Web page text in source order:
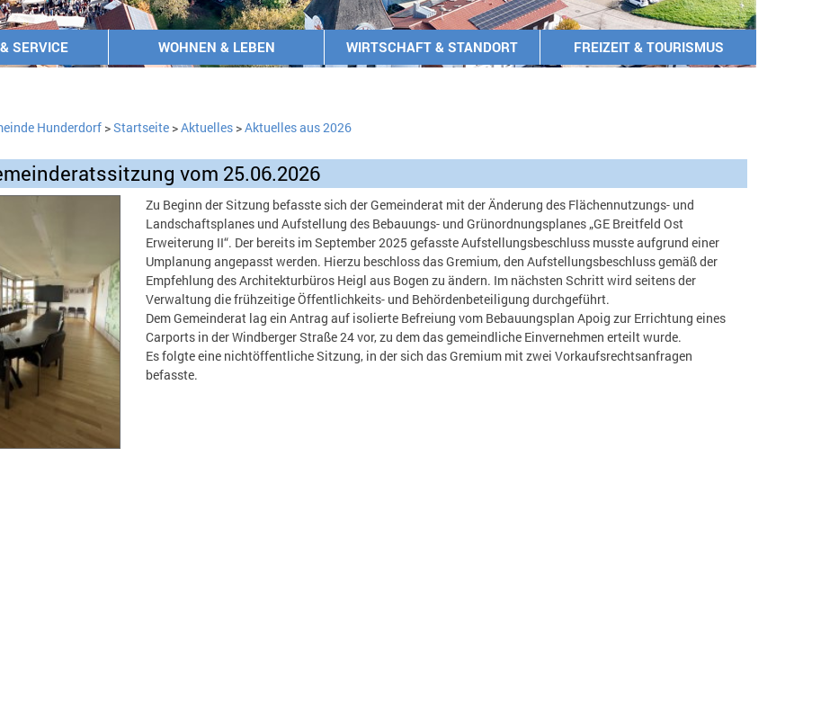
SERVICE WOHNEN & LEBEN WIRTSCHAFT & STANDORT FREIZEIT & TOURISMUS
Hunderdorf>Startseite>Aktuelles>Aktuelles aus 2026
vom 25.06.2026
Zu Beginn der Sitzung befasste sich der Gemeinderat mit der Änderung des Flächennutzungs- und
Landschaftsplanes und Aufstellung des Bebauungs- und Grünordnungsplanes „GE Breitfeld Ost
Erweiterung II“. Der bereits im September 2025 gefasste Aufstellungsbeschluss musste aufgrund einer
Umplanung angepasst werden. Hierzu beschloss das Gremium, den Aufstellungsbeschluss gemäß der
Empfehlung des Architekturbüros Heigl aus Bogen zu ändern. Im nächsten Schritt wird seitens der
Verwaltung die frühzeitige Öffentlichkeits- und Behördenbeteiligung durchgeführt.
Dem Gemeinderat lag ein Antrag auf isolierte Befreiung vom Bebauungsplan Apoig zur Errichtung eines
Carports in der Windberger Straße 24 vor, zu dem das gemeindliche Einvernehmen erteilt wurde.
Es folgte eine nichtöffentliche Sitzung, in der sich das Gremium mit zwei Vorkaufsrechtsanfragen
befasste.